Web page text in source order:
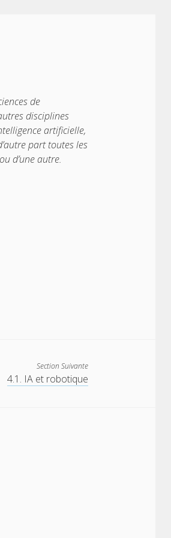
de
disciplines
artificielle,
part toutes les
d’une autre.
Section Suivante
4.1. IA et robotique